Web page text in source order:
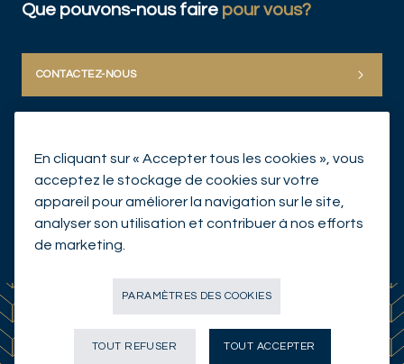
Que pouvons-nous faire pour vous?
CONTACTEZ-NOUS
En cliquant sur « Accepter tous les cookies », vous
acceptez le stockage de cookies sur votre
appareil pour améliorer la navigation sur le site,
analyser son utilisation et contribuer à nos efforts
de marketing.
PARAMÈTRES DES COOKIES
TOUT REFUSER TOUT ACCEPTER